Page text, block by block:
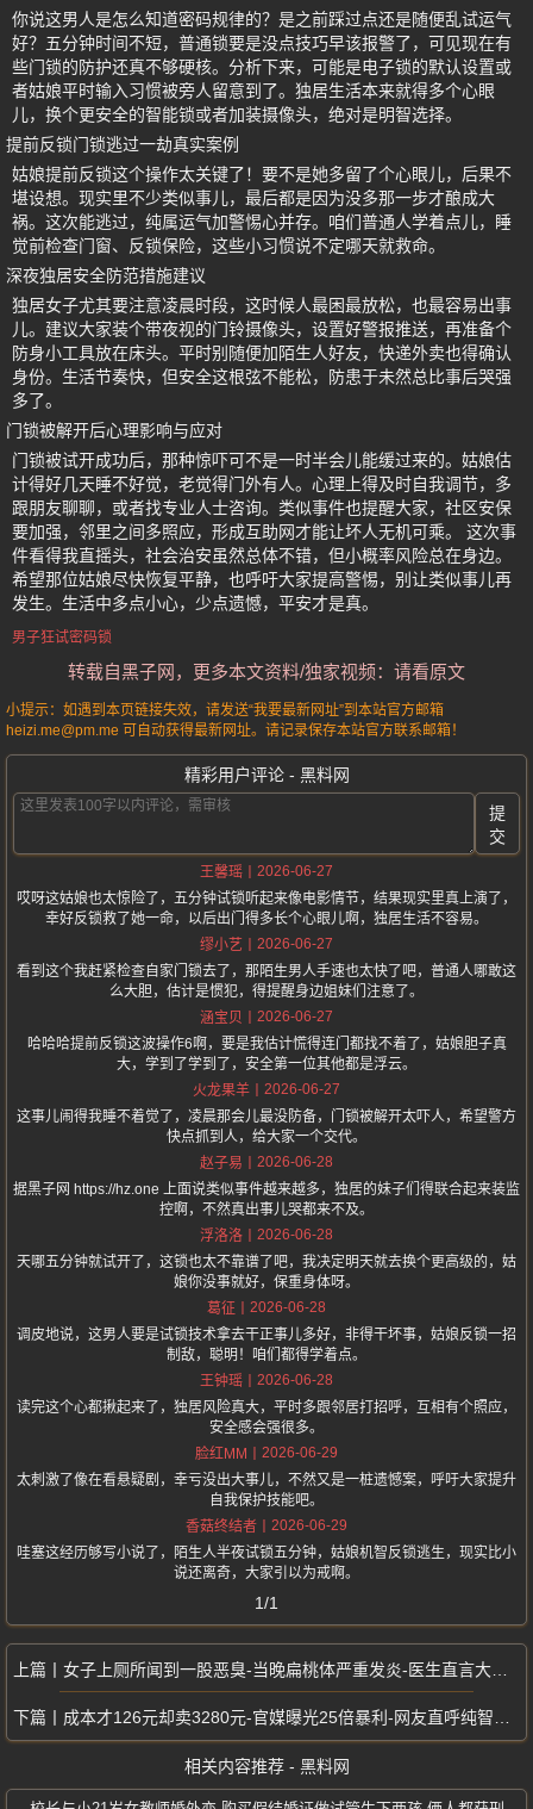
你说这男人是怎么知道密码规律的？是之前踩过点还是随便乱试运气
好？五分钟时间不短，普通锁要是没点技巧早该报警了，可见现在有
些门锁的防护还真不够硬核。分析下来，可能是电子锁的默认设置或
者姑娘平时输入习惯被旁人留意到了。独居生活本来就得多个心眼
儿，换个更安全的智能锁或者加装摄像头，绝对是明智选择。
提前反锁门锁逃过一劫真实案例
姑娘提前反锁这个操作太关键了！要不是她多留了个心眼儿，后果不
堪设想。现实里不少类似事儿，最后都是因为没多那一步才酿成大
祸。这次能逃过，纯属运气加警惕心并存。咱们普通人学着点儿，睡
觉前检查门窗、反锁保险，这些小习惯说不定哪天就救命。
深夜独居安全防范措施建议
独居女子尤其要注意凌晨时段，这时候人最困最放松，也最容易出事
儿。建议大家装个带夜视的门铃摄像头，设置好警报推送，再准备个
防身小工具放在床头。平时别随便加陌生人好友，快递外卖也得确认
身份。生活节奏快，但安全这根弦不能松，防患于未然总比事后哭强
多了。
门锁被解开后心理影响与应对
门锁被试开成功后，那种惊吓可不是一时半会儿能缓过来的。姑娘估
计得好几天睡不好觉，老觉得门外有人。心理上得及时自我调节，多
跟朋友聊聊，或者找专业人士咨询。类似事件也提醒大家，社区安保
要加强，邻里之间多照应，形成互助网才能让坏人无机可乘。 这次事
件看得我直摇头，社会治安虽然总体不错，但小概率风险总在身边。
希望那位姑娘尽快恢复平静，也呼吁大家提高警惕，别让类似事儿再
发生。生活中多点小心，少点遗憾，平安才是真。
男子狂试密码锁
转载自黑子网，更多本文资料/独家视频：请看原文
小提示：如遇到本页链接失效，请发送“我要最新网址”到本站官方邮箱
heizi.me@pm.me 可自动获得最新网址。请记录保存本站官方联系邮箱！
精彩用户评论 - 黑料网
提
交
王馨瑶
2026-06-27
哎呀这姑娘也太惊险了，五分钟试锁听起来像电影情节，结果现实里真上演了，
幸好反锁救了她一命，以后出门得多长个心眼儿啊，独居生活不容易。
缪小艺
2026-06-27
看到这个我赶紧检查自家门锁去了，那陌生男人手速也太快了吧，普通人哪敢这
么大胆，估计是惯犯，得提醒身边姐妹们注意了。
涵宝贝
2026-06-27
哈哈哈提前反锁这波操作6啊，要是我估计慌得连门都找不着了，姑娘胆子真
大，学到了学到了，安全第一位其他都是浮云。
火龙果羊
2026-06-27
这事儿闹得我睡不着觉了，凌晨那会儿最没防备，门锁被解开太吓人，希望警方
快点抓到人，给大家一个交代。
赵子易
2026-06-28
据黑子网 https://hz.one 上面说类似事件越来越多，独居的妹子们得联合起来装监
控啊，不然真出事儿哭都来不及。
浮洛洛
2026-06-28
天哪五分钟就试开了，这锁也太不靠谱了吧，我决定明天就去换个更高级的，姑
娘你没事就好，保重身体呀。
葛征
2026-06-28
调皮地说，这男人要是试锁技术拿去干正事儿多好，非得干坏事，姑娘反锁一招
制敌，聪明！咱们都得学着点。
王钟瑶
2026-06-28
读完这个心都揪起来了，独居风险真大，平时多跟邻居打招呼，互相有个照应，
安全感会强很多。
脸红MM
2026-06-29
太刺激了像在看悬疑剧，幸亏没出大事儿，不然又是一桩遗憾案，呼吁大家提升
自我保护技能吧。
香菇终结者
2026-06-29
哇塞这经历够写小说了，陌生人半夜试锁五分钟，姑娘机智反锁逃生，现实比小
说还离奇，大家引以为戒啊。
1/1
女子上厕所闻到一股恶臭-当晚扁桃体严重发炎-医生直言大概率感染粪便病菌
成本才126元却卖3280元-官媒曝光25倍暴利-网友直呼纯智商税
相关内容推荐 - 黑料网